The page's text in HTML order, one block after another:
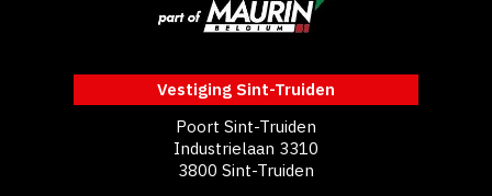
Vestiging Sint-Truiden
Poort Sint-Truiden
Industrielaan 3310
3800 Sint-Truiden